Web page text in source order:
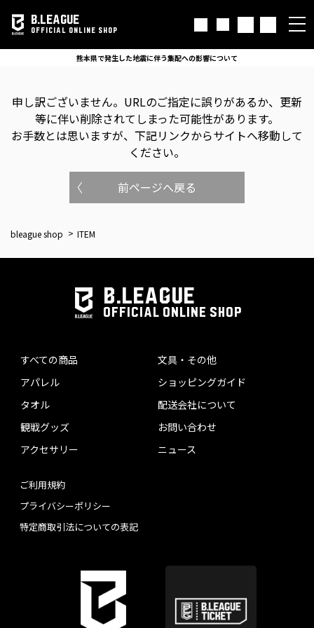
B.LEAGUE
OFFICIAL ONLINE SHOP
熊本県で発生した地震に伴う集配への影響について
申し訳ございません。 URLのご指定に誤りがあるか、更新
等に伴い削除されてしまった可能性があります。
お手数とは思いますが、下記リンクからサイトへ移動して
ください。
前ページへ戻る
bleague shop ITEM
B.LEAGUE
OFFICIAL ONLINE SHOP
すべての商品
アパレル
タオル
観戦グッズ
アクセサリー
文具・その他
ショッピングガイド
配送会社について
お問い合わせ
ニュース
ご利用規約
プライバシーポリシー
特定商取引法についての表記